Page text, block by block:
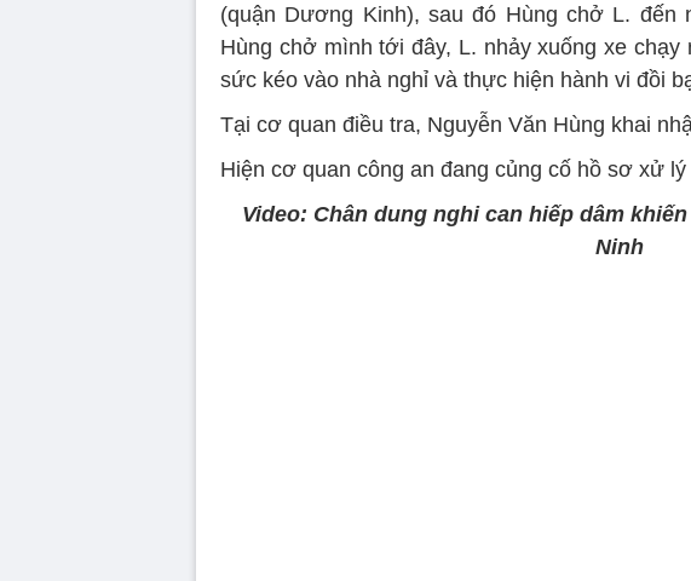
(quận Dương Kinh), sau đó Hùng chở L.
Hùng chở mình tới đây, L. nhảy xuống xe
sức kéo vào nhà nghỉ và thực hiện hành vi đồi
Tại cơ quan điều tra, Nguyễn Văn Hùng khai
Hiện cơ quan công an đang củng cố hồ sơ xử
Video: Chân dung nghi can hiếp dâm
Ninh